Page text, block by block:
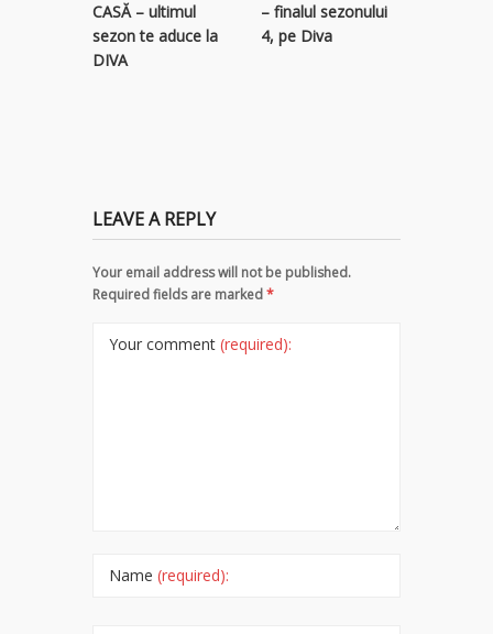
CASĂ – ultimul
sezon te aduce la
DIVA
– finalul sezonului
4, pe Diva
LEAVE A REPLY
Your email address will not be published.
Required fields are marked*
Your comment (required):
Name (required):